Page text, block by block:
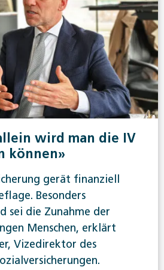
wird man die IV
können»
gerät finanziell
Besonders
sei die Zunahme der
Menschen, erklärt
Vizedirektor des